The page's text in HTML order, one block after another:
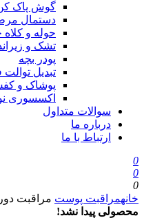
گوش پاک
دستمال
حوله و
تشک و
پودر بچه
تبدیل
پوشاک و
اکسسوری
سوالات متداول
درباره ما
ارتباط با ما
0
0
0
خانهمراقبت پوست مراقبت
محصولی پیدا نشد!